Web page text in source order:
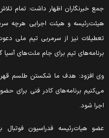
خبرنگاران اظهار داشت: تمام
و هیئت اجرایی هرچه
نیز از سرمربی تیم ملی دعوت
تیم برای جام ملت‌های آسیا
افزود: هدف ما شکستن طلسم
برنامه‌های کادر فنی برای
شود.
هیات‌رئیسه فدراسیون فوتبال